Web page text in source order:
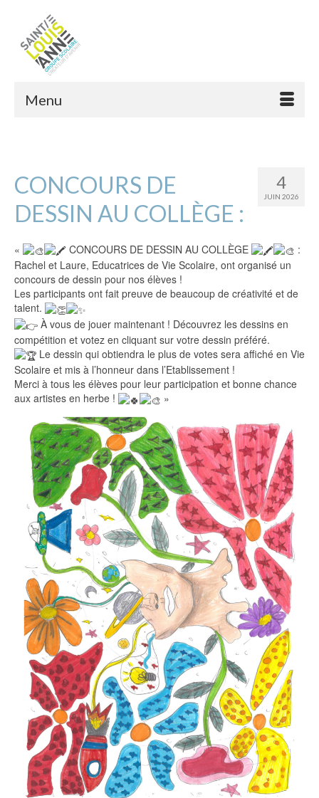
Menu
4
JUIN 2026
CONCOURS DE
DESSIN AU COLLÈGE :
« CONCOURS DE DESSIN AU COLLÈGE
:
Rachel et Laure, Educatrices de Vie Scolaire, ont organisé un
concours de dessin pour nos élèves !
Les participants ont fait preuve de beaucoup de créativité et de
talent.
À vous de jouer maintenant ! Découvrez les dessins en
compétition et votez en cliquant sur votre dessin préféré.
Le dessin qui obtiendra le plus de votes sera affiché en Vie
Scolaire et mis à l’honneur dans l’Etablissement !
Merci à tous les élèves pour leur participation et bonne chance
aux artistes en herbe !
»